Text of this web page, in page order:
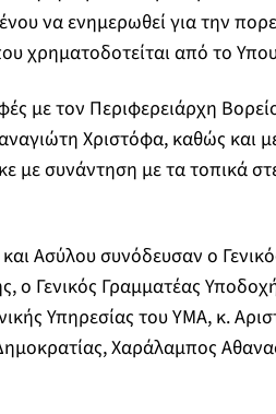
να ενημερωθεί για την
χρηματοδοτείται από το
με τον Περιφερειάρχη
Χριστόφα, καθώς και
με συνάντηση με τα τοπικά
Ασύλου συνόδευσαν ο
ο Γενικός Γραμματέας
Υπηρεσίας του ΥΜΑ, κ.
Χαράλαμπος